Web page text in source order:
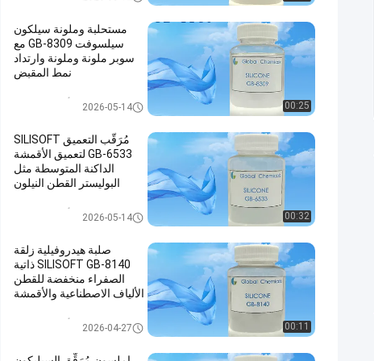
00:25
مستحلبة وملونة سيلكون
سيلسوفت GB-8309 مع
سوبر ملونة وملونة وارتداد
نمط المقبض
2026-05-14
00:32
مُرَقّب التعميق SILISOFT
GB-6533 لتعميق الأقمشة
الداكنة المتوسطة مثل
البوليستر القطن النيلون
2026-05-14
00:11
صلبة هيدروفيلية زلقة
SILISOFT GB-8140 ذاتية
الصفراء منخفضة للقطن
الألياف الاصطناعية والأقمشة
2026-04-27